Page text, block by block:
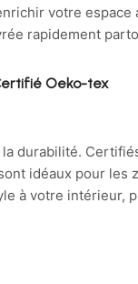
votre
rapidement
Oeko-tex
durabilité.
idéaux pour les
à votre intérieur,